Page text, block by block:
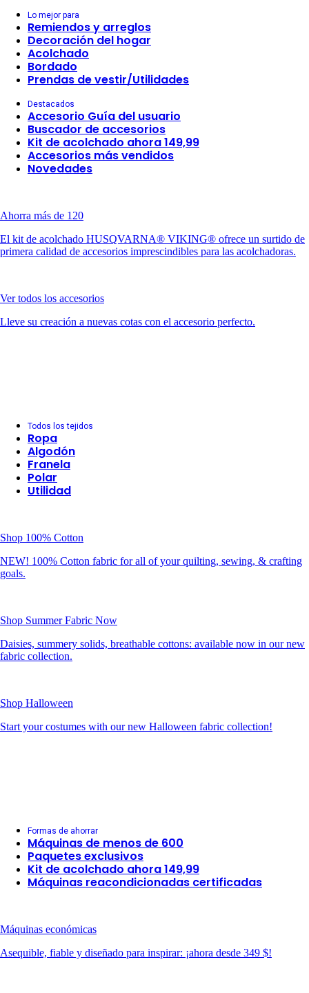
Lo mejor para
Remiendos y arreglos
Decoración del hogar
Acolchado
Bordado
Prendas de vestir/Utilidades
Destacados
Accesorio Guía del usuario
Buscador de accesorios
Kit de acolchado ahora 149,99
Accesorios más vendidos
Novedades
Ahorra más de 120
El kit de acolchado HUSQVARNA® VIKING® ofrece un surtido de
primera calidad de accesorios imprescindibles para las acolchadoras.
Ver todos los accesorios
Lleve su creación a nuevas cotas con el accesorio perfecto.
Todos los tejidos
Ropa
Algodón
Franela
Polar
Utilidad
Shop 100% Cotton
NEW! 100% Cotton fabric for all of your quilting, sewing, & crafting
goals.
Shop Summer Fabric Now
Daisies, summery solids, breathable cottons: available now in our new
fabric collection.
Shop Halloween
Start your costumes with our new Halloween fabric collection!
Formas de ahorrar
Máquinas de menos de 600
Paquetes exclusivos
Kit de acolchado ahora 149,99
Máquinas reacondicionadas certificadas
Máquinas económicas
Asequible, fiable y diseñado para inspirar: ¡ahora desde 349 $!